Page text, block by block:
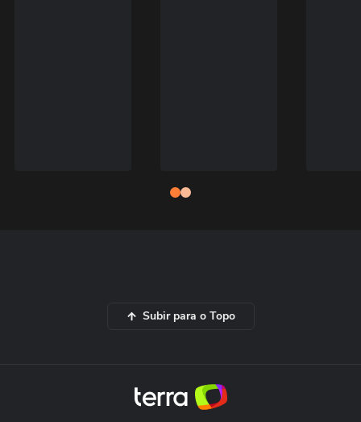
Subir para o Topo